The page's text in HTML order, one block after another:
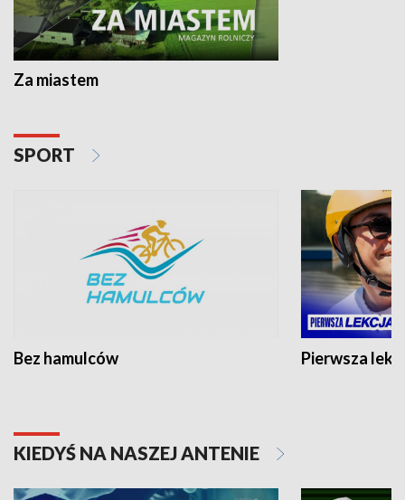
Za miastem
SPORT
Bez hamulców Pierwsza
KIEDYŚ NA NASZEJ ANTENIE